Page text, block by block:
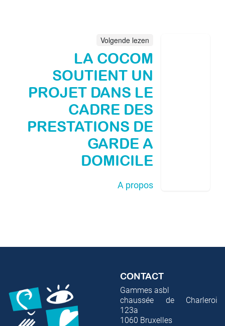
Volgende lezen
LA COCOM
SOUTIENT UN
PROJET DANS LE
CADRE DES
PRESTATIONS DE
GARDE A
DOMICILE
A propos
CONTACT
Gammes asbl
chaussée de Charleroi
123a
1060 Bruxelles